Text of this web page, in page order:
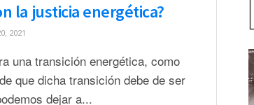
la justicia energética?
2021
una transición energética, como
que dicha transición debe de ser
dejar a...